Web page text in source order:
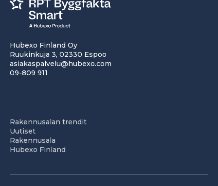
Hubexo Finland Oy
Ruukinkuja 3, 02330 Espoo
asiakaspalvelu@hubexo.com
09-809 911
Rakennusalan trendit
Uutiset
Rakennusala
Hubexo Finland